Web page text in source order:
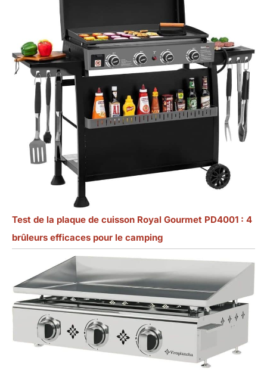
Test de la plaque de cuisson Royal Gourmet PD4001 : 4
brûleurs efficaces pour le camping